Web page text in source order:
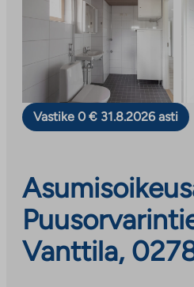
Vastike 0 € 31.8.2026 asti
Vanttila,